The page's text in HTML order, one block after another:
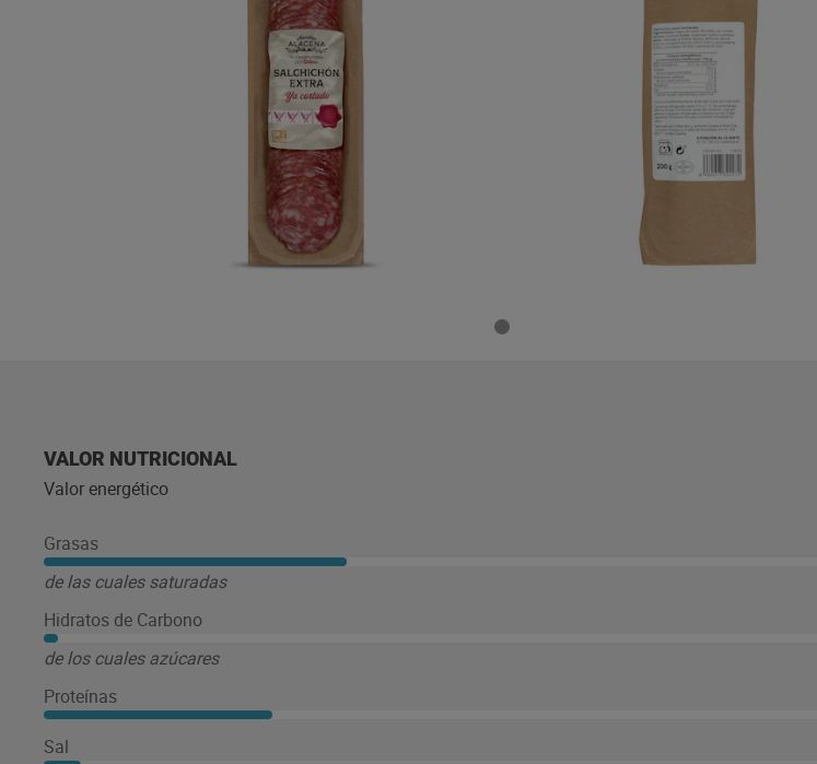
VALOR NUTRICIONAL
Valor energético
Grasas
de las cuales saturadas
Hidratos de Carbono
de los cuales azúcares
Proteínas
Sal